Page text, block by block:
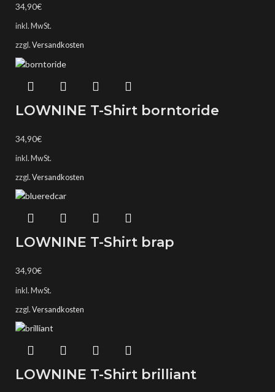
34,90€
inkl. MwSt.
zzgl. Versandkosten
LOWNINE T-Shirt borntoride
34,90€
inkl. MwSt.
zzgl. Versandkosten
LOWNINE T-Shirt brap
34,90€
inkl. MwSt.
zzgl. Versandkosten
LOWNINE T-Shirt brilliant